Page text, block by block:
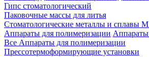
Гипс стоматологический
Паковочные массы для литья
Стоматологические металлы и сплавы
Аппараты для полимеризации
Все Аппараты для полимеризации
Прессотермоформирующие установки